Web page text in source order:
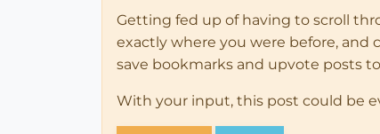
Getting fed up of having to scroll
exactly where you were before, and
save bookmarks and upvote posts
With your input, this post could be